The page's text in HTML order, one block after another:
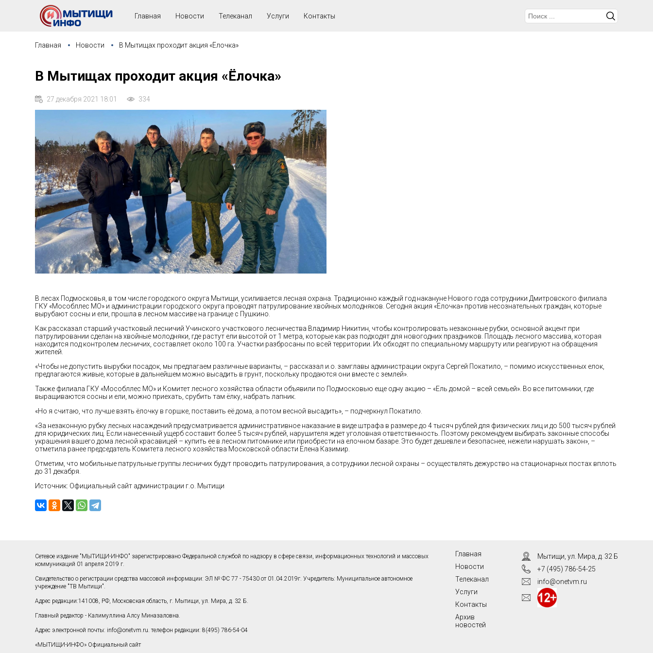
Главная Новости Телеканал Услуги Контакты
Главная Новости В Мытищах проходит акция «Ёлочка»
В Мытищах проходит акция «Ёлочка»
27 декабря 2021 18:01 334
В лесах Подмосковья, в том числе городского округа Мытищи, усиливается лесная охрана. Традиционно каждый год накануне Нового года сотрудники Дмитровского филиала
ГКУ «Мособллес МО» и администрации городского округа проводят патрулирование хвойных молодняков. Сегодня акция «Ёлочка» против несознательных граждан, которые
вырубают сосны и ели, прошла в лесном массиве на границе с Пушкино.
Как рассказал старший участковый лесничий Учинского участкового лесничества Владимир Никитин, чтобы контролировать незаконные рубки, основной акцент при
патрулировании сделан на хвойные молодняки, где растут ели высотой от 1 метра, которые как раз подходят для новогодних праздников. Площадь лесного массива, которая
находится под контролем лесничих, составляет около 100 га. Участки разбросаны по всей территории. Их обходят по специальному маршруту или реагируют на обращения
жителей.
«Чтобы не допустить вырубки посадок, мы предлагаем различные варианты, – рассказал и.о. замглавы администрации округа Сергей Покатило, – помимо искусственных елок,
предлагаются живые, которые в дальнейшем можно высадить в грунт, поскольку продаются они вместе с землей».
Также филиала ГКУ «Мособллес МО» и Комитет лесного хозяйства области объявили по Подмосковью еще одну акцию – «Ель домой – всей семьей». Во все питомники, где
выращиваются сосны и ели, можно приехать, срубить там ёлку, набрать лапник.
«Но я считаю, что лучше взять ёлочку в горшке, поставить её дома, а потом весной высадить», – подчеркнул Покатило.
«За незаконную рубку лесных насаждений предусматривается административное наказание в виде штрафа в размере до 4 тысяч рублей для физических лиц и до 500 тысяч рублей
для юридических лиц. Если нанесенный ущерб составит более 5 тысяч рублей, нарушителя ждет уголовная ответственность. Поэтому рекомендуем выбирать законные способы
украшения вашего дома лесной красавицей – купить ее в лесном питомнике или приобрести на елочном базаре. Это будет дешевле и безопаснее, нежели нарушать закон», –
отметила ранее председатель Комитета лесного хозяйства Московской области Елена Казимир.
Отметим, что мобильные патрульные группы лесничих будут проводить патрулирования, а сотрудники лесной охраны – осуществлять дежурство на стационарных постах вплоть
до 31 декабря.
Источник: Официальный сайт администрации г.о. Мытищи
Сетевое издание "МЫТИЩИ-ИНФО" зарегистрировано Федеральной службой по надзору в сфере связи, информационных технологий и массовых
коммуникаций 01 апреля 2019 г.
Свидетельство о регистрации средства массовой информации: ЭЛ № ФС 77 - 75430 от 01.04.2019г. Учредитель: Муниципальное автономное
учреждение "ТВ Мытищи".
Адрес редакции:141008, РФ, Московская область, г. Мытищи, ул. Мира, д. 32 Б.
Главный редактор - Калимуллина Алсу Миназаловна.
Адрес электронной почты: info@onetvm.ru. телефон редакции: 8(495) 786-54-04
«МЫТИЩИ-ИНФО» Официальный сайт
Главная
Новости
Телеканал
Услуги
Контакты
Архив
новостей
Мытищи, ул. Мира, д. 32 Б
+7 (495) 786-54-25
info@onetvm.ru